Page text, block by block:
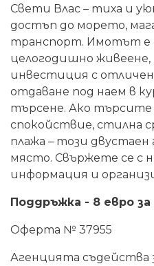
Свети Влас – тиха и
достъп до морето,
транспорт. Имотът е
целогодишно
инвестиция с
отдаване под наем в
търсене. Ако
спокойствие, стилна
плажа – този
място. Свържете се с
информация и
Поддръжка - 8 евро за
Оферта № 37955
Агенцията съдейства